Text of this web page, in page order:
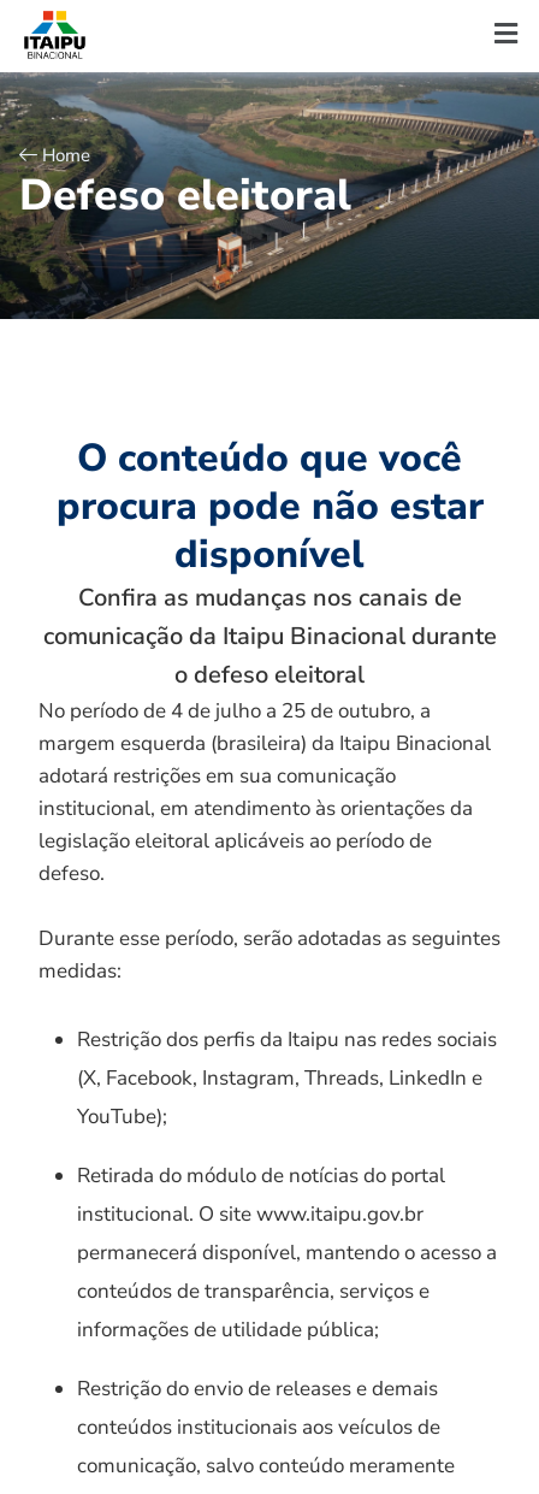
Home
Defeso eleitoral
O conteúdo que você
procura pode não estar
disponível
Confira as mudanças nos canais de
comunicação da Itaipu Binacional durante
o defeso eleitoral
No período de 4 de julho a 25 de outubro, a
margem esquerda (brasileira) da Itaipu Binacional
adotará restrições em sua comunicação
institucional, em atendimento às orientações da
legislação eleitoral aplicáveis ao período de
defeso.
Durante esse período, serão adotadas as seguintes
medidas:
Restrição dos perfis da Itaipu nas redes sociais
(X, Facebook, Instagram, Threads, LinkedIn e
YouTube);
Retirada do módulo de notícias do portal
institucional. O site www.itaipu.gov.br
permanecerá disponível, mantendo o acesso a
conteúdos de transparência, serviços e
informações de utilidade pública;
Restrição do envio de releases e demais
conteúdos institucionais aos veículos de
comunicação, salvo conteúdo meramente